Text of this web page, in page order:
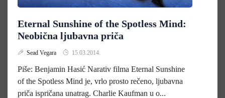
Eternal Sunshine of the Spotless Mind:
Neobična ljubavna priča
Sead Vegara 15.03.2014.
Piše: Benjamin Hasić Narativ filma Eternal Sunshine
of the Spotless Mind je, vrlo prosto rečeno, ljubavna
priča ispričana unatrag. Charlie Kaufman u o...